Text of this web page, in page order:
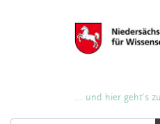
... und hier geht's